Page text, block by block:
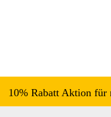
10% Rabatt Aktion für